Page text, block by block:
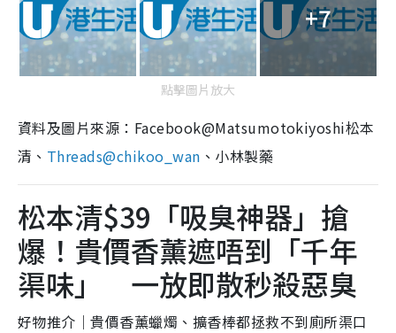
+7
點擊圖片放大
資料及圖片來源：Facebook@Matsumotokiyoshi松本
清、 Threads@chikoo_wan 、小林製藥
松本清$39「吸臭神器」搶
爆！貴價香薰遮唔到「千年
渠味」 一放即散秒殺惡臭
好物推介｜貴價香薰蠟燭、擴香棒都拯救不到廁所渠口